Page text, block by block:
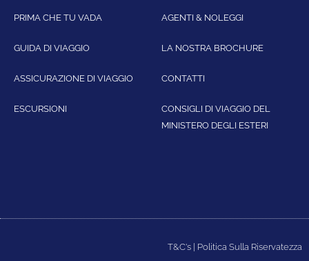
PRIMA CHE TU VADA
GUIDA DI VIAGGIO
ASSICURAZIONE DI VIAGGIO
ESCURSIONI
AGENTI & NOLEGGI
LA NOSTRA BROCHURE
CONTATTI
CONSIGLI DI VIAGGIO DEL
MINISTERO DEGLI ESTERI
T&C's | Politica Sulla Riservatezza